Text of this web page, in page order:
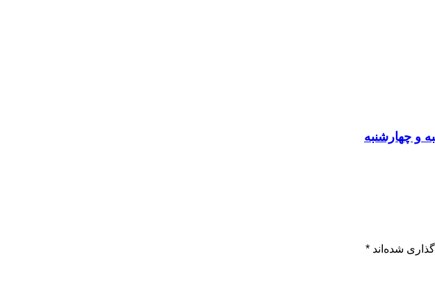
و چهارشنبه
شده‌اند *